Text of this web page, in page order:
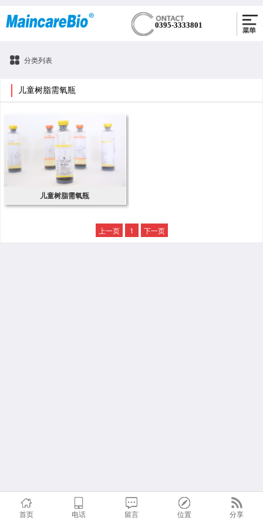
0395-3333801
分类列表
儿童树脂需氧瓶
儿童树脂需氧瓶
上一页 1 下一页
首页 电话 留言 位置 分享